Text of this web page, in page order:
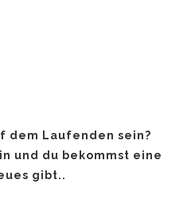
dem Laufenden sein?
und du bekommst eine
gibt..